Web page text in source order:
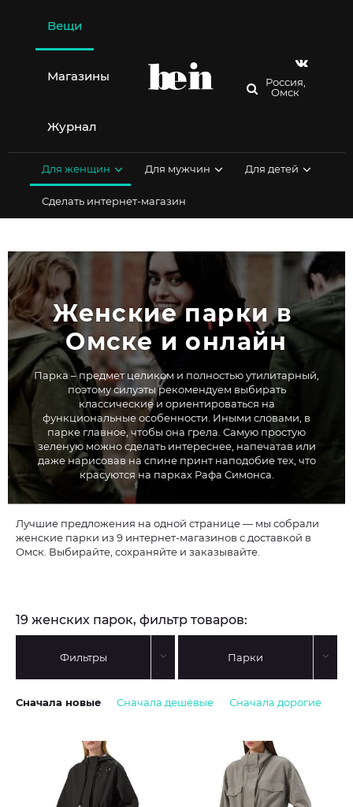
содержимому
Вещи
Магазины
Журнал
Россия,
Омск
Для женщин Для мужчин Для детей
Сделать интернет-магазин
Женские парки в
Омске и онлайн
Парка – предмет целиком и полностью утилитарный,
поэтому силуэты рекомендуем выбирать
классические и ориентироваться на
функциональные особенности. Иными словами, в
парке главное, чтобы она грела. Самую простую
зеленую можно сделать интереснее, напечатав или
даже нарисовав на спине принт наподобие тех, что
красуются на парках Рафа Симонса.
Лучшие предложения на одной странице — мы собрали
женские парки из 9 интернет-магазинов с доставкой в
Омск. Выбирайте, сохраняйте и заказывайте.
19 женских парок, фильтр товаров:
Фильтры Парки
Сначала новые Сначала дешёвые Сначала дорогие